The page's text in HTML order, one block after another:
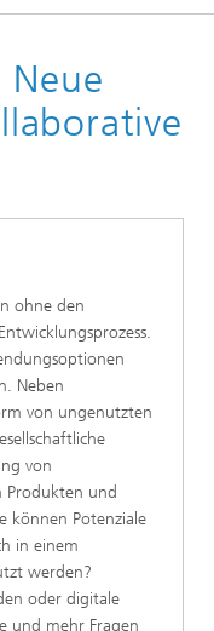
ohne den
Neben
von ungenutzten
von
Produkten und
können Potenziale
in einem
werden?
oder digitale
und mehr Fragen